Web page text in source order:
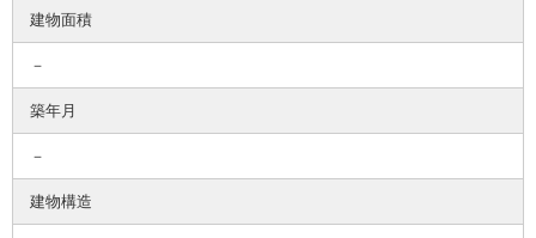
建物面積
－
築年月
－
建物構造